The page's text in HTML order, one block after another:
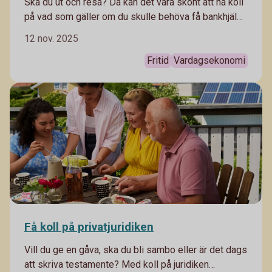
på vad som gäller om du skulle behöva få bankhjälp
12 nov. 2025
Fritid Vardagsekonomi
Få koll på privatjuridiken
Vill du ge en gåva, ska du bli sambo eller är det dags
att skriva testamente? Med koll på juridiken